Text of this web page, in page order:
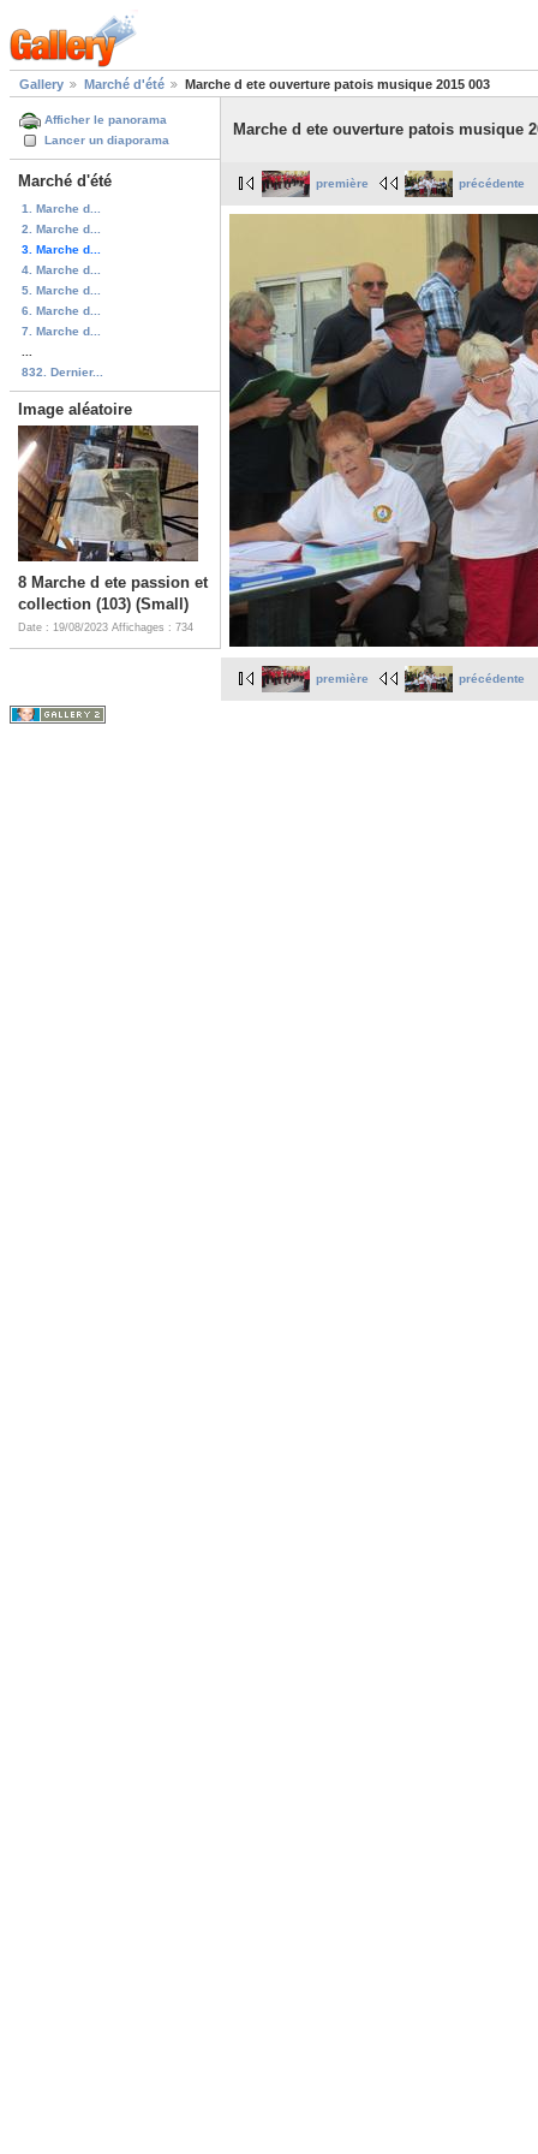
Gallery Marché d'été Marche d ete ouverture patois musique 2015 003
Afficher le panorama
Lancer un diaporama
Marché d'été
1. Marche d...
2. Marche d...
3. Marche d...
4. Marche d...
5. Marche d...
6. Marche d...
7. Marche d...
832. Dernier...
Image aléatoire
8 Marche d ete passion et
collection (103) (Small)
Date : 19/08/2023 Affichages : 734
Marche d ete ouverture patois musique
première précédente
première précédente